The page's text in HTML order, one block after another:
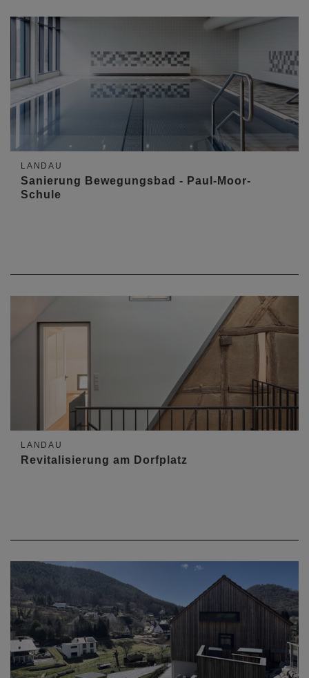
LANDAU
Sanierung Bewegungsbad - Paul-Moor-
Schule
LANDAU
Revitalisierung am Dorfplatz